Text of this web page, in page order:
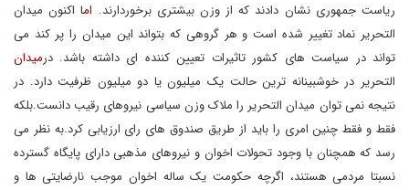
ریاست جمهوری نشان دادند که از وزن بیشتری برخوردارند. اما اکنون میدان
التحریر نماد تغییر شده است و هر گروهی که بتواند این میدان را پر کند می
تواند در سیاست های کشور تاثیرات تعیین کننده ای داشته باشد. درمیدان
التحریر در خوشبینانه ترین حالت یک میلیون یا دو میلیون ظرفیت دارد. در
نتیجه نمی توان میدان التحریر را ملاک وزن سیاسی نیروهای رقیب دانست.بلکه
فقط و فقط چنین امری را باید از طریق صندوق های رای ارزیابی کرد.به نظر می
رسد که همچنان با وجود تحولات اخوان و نیروهای مذهبی دارای پایگاه گسترده
نسبتا مردمی هستند، اگرچه حکومت یک ساله اخوان موجب نارضایتی ها و